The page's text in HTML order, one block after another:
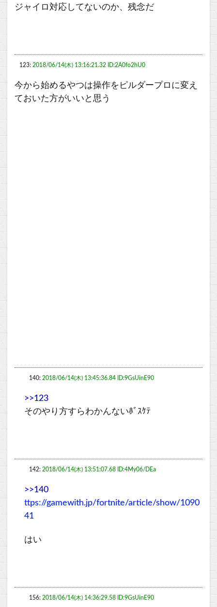
ジャイロ対応してないのか、残念だ
123: 2018/06/14(木) 13:16:21.32 ID:2A0fo2hU0
今から始めるやつは操作をピルダープロに変え
ておいた方がいいと思う
140: 2018/06/14(木) 13:45:36.84 ID:9GsUinE90
>>123
そのやり方すらわかんないﾎﾞｽｹﾃ
142: 2018/06/14(木) 13:51:07.68 ID:4My06/DEa
>>140
ttps://gamewith.jp/fortnite/article/show/1090
41
はい
156: 2018/06/14(木) 14:36:29.58 ID:9GsUinE90